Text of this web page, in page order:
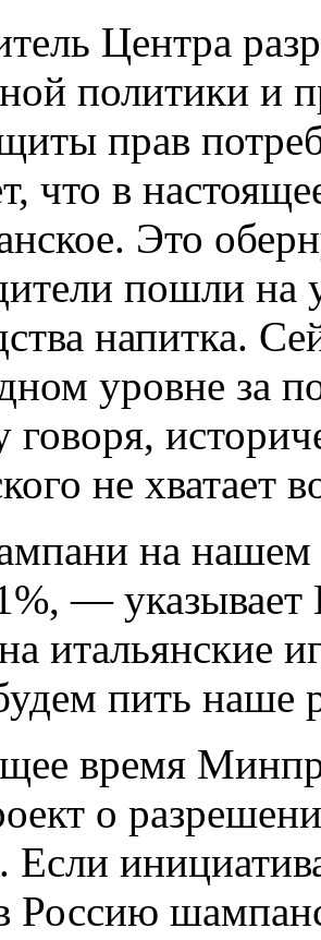
Центра
политики и
прав
что в
Это
пошли на
напитка.
уровне за
говоря,
не хватает
на нашем
—
итальянские
пить наше
время
о
Если
Россию